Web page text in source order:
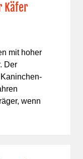
Käfer
mit hoher
Der
wenn